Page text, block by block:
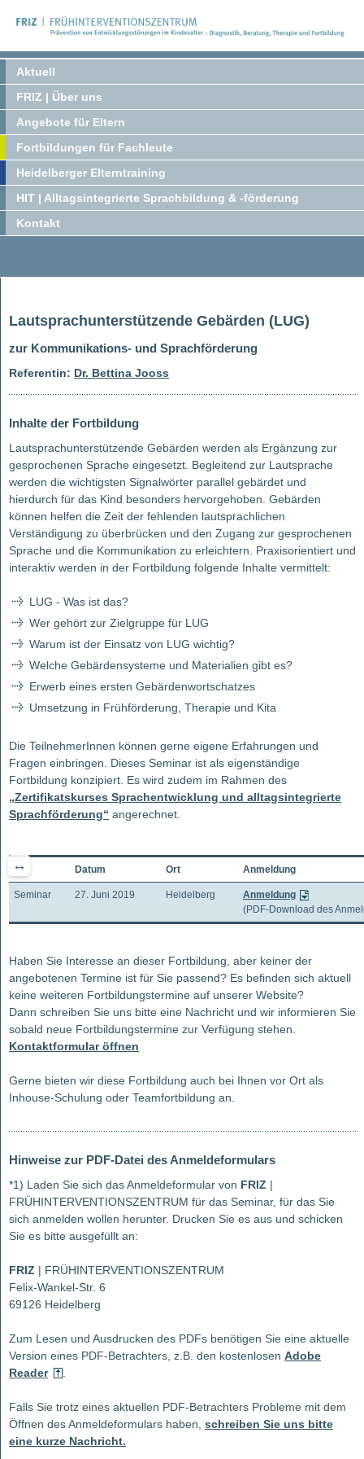
Aktuell
FRIZ | Über uns
Angebote für Eltern
Fortbildungen für Fachleute
Heidelberger Elterntraining
HIT | Alltagsintegrierte Sprachbildung & -förderung
Kontakt
Lautsprachunterstützende Gebärden (LUG)
zur Kommunikations- und Sprachförderung
Referentin: Dr. Bettina Jooss
Inhalte der Fortbildung
Lautsprachunterstützende Gebärden werden als Ergänzung zur
gesprochenen Sprache eingesetzt. Begleitend zur Lautsprache
werden die wichtigsten Signalwörter parallel gebärdet und
hierdurch für das Kind besonders hervorgehoben. Gebärden
können helfen die Zeit der fehlenden lautsprachlichen
Verständigung zu überbrücken und den Zugang zur gesprochenen
Sprache und die Kommunikation zu erleichtern. Praxisorientiert und
interaktiv werden in der Fortbildung folgende Inhalte vermittelt:
LUG - Was ist das?
Wer gehört zur Zielgruppe für LUG
Warum ist der Einsatz von LUG wichtig?
Welche Gebärdensysteme und Materialien gibt es?
Erwerb eines ersten Gebärdenwortschatzes
Umsetzung in Frühförderung, Therapie und Kita
Die TeilnehmerInnen können gerne eigene Erfahrungen und
Fragen einbringen. Dieses Seminar ist als eigenständige
Fortbildung konzipiert. Es wird zudem im Rahmen des
„Zertifikatskurses Sprachentwicklung und alltagsintegrierte
Sprachförderung“ angerechnet.
Datum Ort Anmeldung
Seminar 27. Juni 2019 Heidelberg
Anmeldung
(PDF-Download des
Haben Sie Interesse an dieser Fortbildung, aber keiner der
angebotenen Termine ist für Sie passend? Es befinden sich aktuell
keine weiteren Fortbildungstermine auf unserer Website?
Dann schreiben Sie uns bitte eine Nachricht und wir informieren Sie
sobald neue Fortbildungstermine zur Verfügung stehen.
Kontaktformular öffnen
Gerne bieten wir diese Fortbildung auch bei Ihnen vor Ort als
Inhouse-Schulung oder Teamfortbildung an.
Hinweise zur PDF-Datei des Anmeldeformulars
*1) Laden Sie sich das Anmeldeformular von FRIZ |
FRÜHINTERVENTIONSZENTRUM für das Seminar, für das Sie
sich anmelden wollen herunter. Drucken Sie es aus und schicken
Sie es bitte ausgefüllt an:
FRIZ | FRÜHINTERVENTIONSZENTRUM
Felix-Wankel-Str. 6
69126 Heidelberg
Zum Lesen und Ausdrucken des PDFs benötigen Sie eine aktuelle
Version eines PDF-Betrachters, z.B. den kostenlosen Adobe
Reader
Falls Sie trotz eines aktuellen PDF-Betrachters Probleme mit dem
Öffnen des Anmeldeformulars haben, schreiben Sie uns bitte
eine kurze Nachricht.